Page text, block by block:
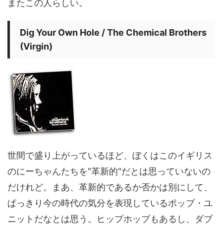
またこの人らしい。
Dig Your Own Hole / The Chemical Brothers
(Virgin)
世間で盛り上がっているほど、ぼくはこのイギリス
のにーちゃんたちを"革新的"だとは思っていないの
だけれど。まあ、革新的であるか否かは別にして、
ぱっきり今の時代の気分を表現しているポップ・ユ
ニットだなとは思う。ヒップホップもあるし、ダブ